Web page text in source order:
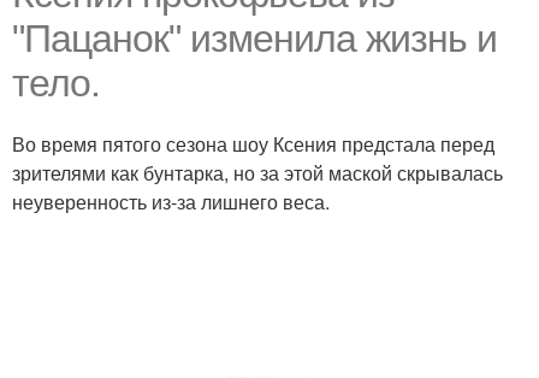
"Пацанок" изменила жизнь и
тело.
Во время пятого сезона шоу Ксения предстала перед
зрителями как бунтарка, но за этой маской скрывалась
неуверенность из-за лишнего веса.